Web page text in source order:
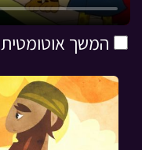
המשך אוטומטית